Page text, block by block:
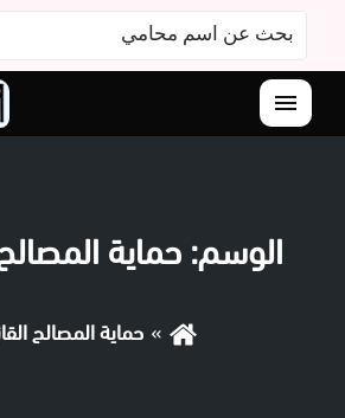
البحث
عن:
القائمة
الوسم:حماية
حماية المصالح